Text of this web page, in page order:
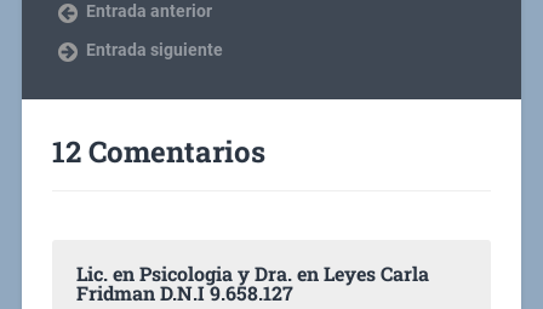
Entrada anterior
Entrada siguiente
12 Comentarios
Lic. en Psicologia y Dra. en Leyes Carla
Fridman D.N.I 9.658.127